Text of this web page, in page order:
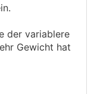
der variablere
Gewicht hat